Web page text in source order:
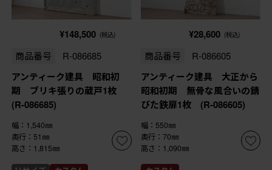
¥148,500 (税込)
商品番号 R-086685
アンティーク建具 昭和初
期 ブリキ張りの蔵戸1枚
(R-086685)
幅：1,540㎜
奥行：51㎜
高さ：1,815㎜
¥28,600 (税込)
商品番号 R-086605
アンティーク建具 大正から
昭和初期 無骨な風合いの錆
びた鉄扉1枚 (R-086605)
幅：550㎜
奥行：70㎜
高さ：1,090㎜